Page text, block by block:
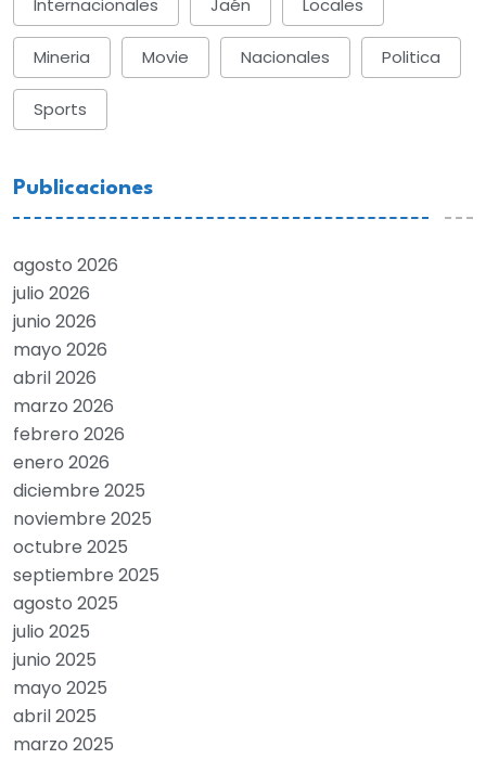
Internacionales Jaén Locales
Mineria Movie Nacionales Politica
Sports
Publicaciones
agosto 2026
julio 2026
junio 2026
mayo 2026
abril 2026
marzo 2026
febrero 2026
enero 2026
diciembre 2025
noviembre 2025
octubre 2025
septiembre 2025
agosto 2025
julio 2025
junio 2025
mayo 2025
abril 2025
marzo 2025